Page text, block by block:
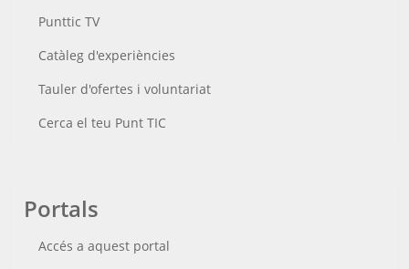
Punttic TV
Catàleg d'experiències
Tauler d'ofertes i voluntariat
Cerca el teu Punt TIC
Portals
Accés a aquest portal